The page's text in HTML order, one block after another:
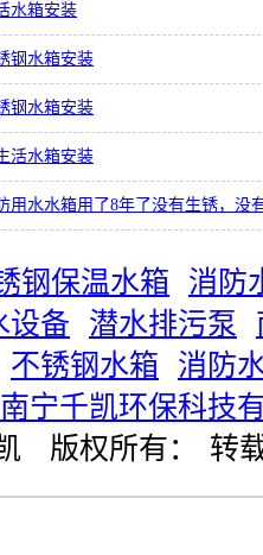
水箱安装
钢水箱安装
钢水箱安装
活水箱安装
用水水箱用了8年了没有生锈，没
钢保温水箱
消防
设备 潜水排污泵
不锈钢水箱
消防
南宁千凯环保科技
版权所有： 转